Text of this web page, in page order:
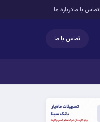
تماس با مادرباره ما
تماس با ما